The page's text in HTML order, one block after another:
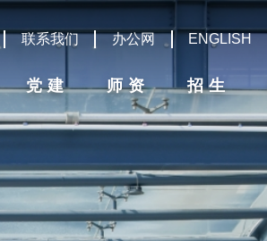
联系我们 办公网 ENGLISH
党建 师资 招生